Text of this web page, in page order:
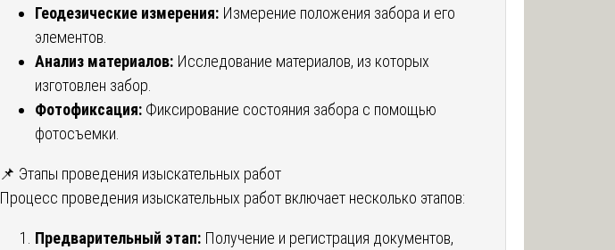
Геодезические измерения: Измерение положения забора и его
элементов.
Анализ материалов: Исследование материалов, из которых
изготовлен забор.
Фотофиксация: Фиксирование состояния забора с помощью
фотосъемки.
📌 Этапы проведения изыскательных работ
Процесс проведения изыскательных работ включает несколько этапов:
Предварительный этап: Получение и регистрация документов,